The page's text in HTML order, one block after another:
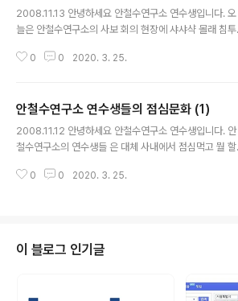
2008.11.13 안녕하세요 안철수연구소 연수생입니다. 오
늘은 안철수연구소의 사보 회의 현장에 샤샤샥 몰래 침투
3명의 대학생 기자들과 사내 기자들로 구성되어 이루어지
있죠. 이번 회의는 '1,2월호 사보' 를 위한 회의였답니다. 1,
2월 사보가 어떤 내용일지 궁금하시다구요??? ㅋ 참고로!
안철수연구소 대학생 기자단 은 23명으로 구성되어 있어
하는데요~ 다음 기수의 대학생 기자단 모집 공고는 내년 1,
0 0 2020. 3. 25.
안철수연구소 연수생들의 점심문화 (1)
2008.11.12 안녕하세요 안철수연구소 연수생입니다. 안
철수연구소의 연수생들 은 대체 사내에서 점심먹고 뭘 할
레이식(?)으로 시간을 나눠 탁구를 친답니다~ 그 생생 핑
은 바쁘셔서 함께하시지 못하는 듯해요.
0 0 2020. 3. 25.
이 블로그 인기글